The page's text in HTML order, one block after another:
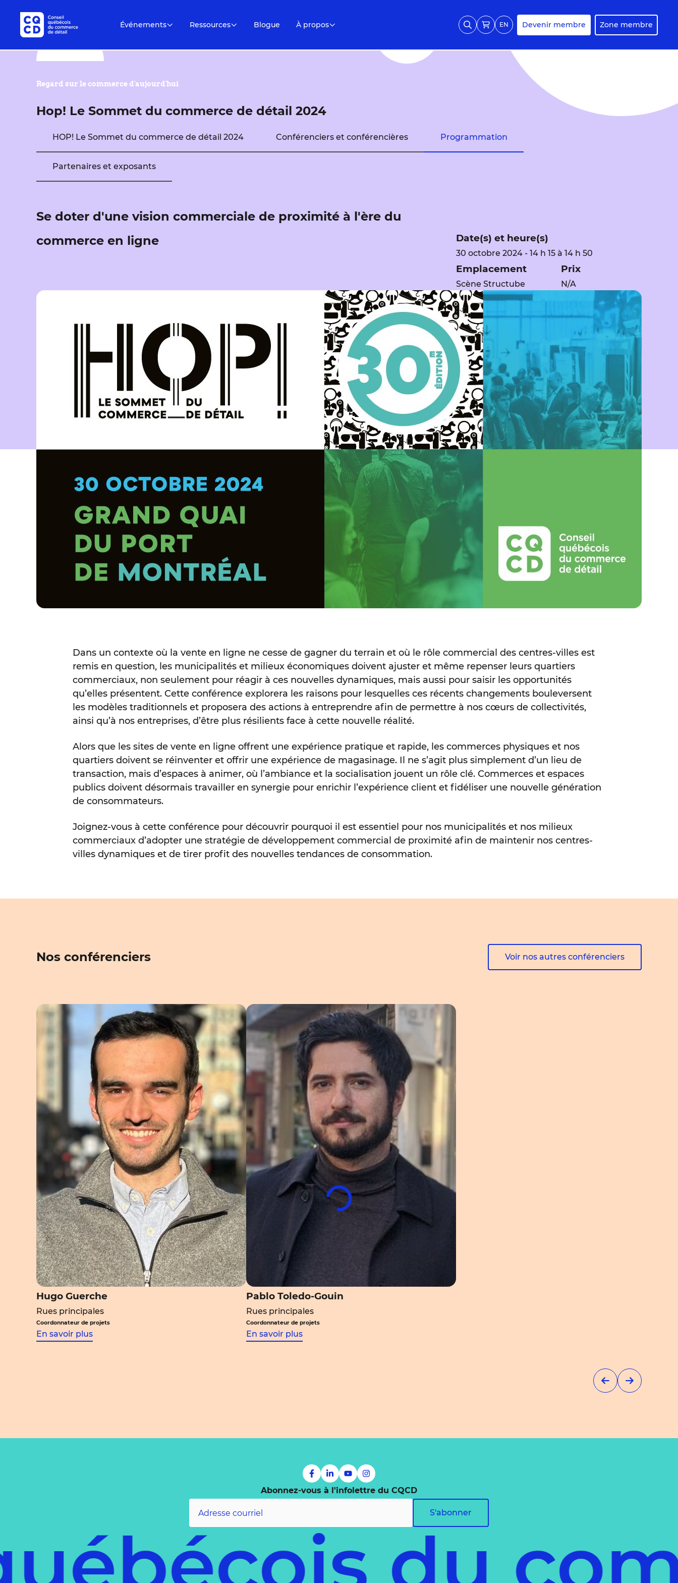
Événements Ressources Blogue À propos EN Devenir membre Zone membre
Regard sur le commerce d'aujourd'hui
Hop! Le Sommet du commerce de détail 2024
HOP! Le Sommet du commerce de détail 2024 Conférenciers et conférencières Programmation
Partenaires et exposants
Se doter d'une vision commerciale de proximité à l'ère du
commerce en ligne
Date(s) et heure(s)
30 octobre 2024 - 14 h 15 à 14 h 50
Emplacement
Scène Structube
Prix
N/A
Dans un contexte où la vente en ligne ne cesse de gagner du terrain et où le rôle commercial des centres-villes est
remis en question, les municipalités et milieux économiques doivent ajuster et même repenser leurs quartiers
commerciaux, non seulement pour réagir à ces nouvelles dynamiques, mais aussi pour saisir les opportunités
qu’elles présentent. Cette conférence explorera les raisons pour lesquelles ces récents changements bouleversent
les modèles traditionnels et proposera des actions à entreprendre afin de permettre à nos cœurs de collectivités,
ainsi qu’à nos entreprises, d’être plus résilients face à cette nouvelle réalité.
Alors que les sites de vente en ligne offrent une expérience pratique et rapide, les commerces physiques et nos
quartiers doivent se réinventer et offrir une expérience de magasinage. Il ne s’agit plus simplement d’un lieu de
transaction, mais d’espaces à animer, où l’ambiance et la socialisation jouent un rôle clé. Commerces et espaces
publics doivent désormais travailler en synergie pour enrichir l’expérience client et fidéliser une nouvelle génération
de consommateurs.
Joignez-vous à cette conférence pour découvrir pourquoi il est essentiel pour nos municipalités et nos milieux
commerciaux d’adopter une stratégie de développement commercial de proximité afin de maintenir nos centres-
villes dynamiques et de tirer profit des nouvelles tendances de consommation.
Nos conférenciers Voir nos autres conférenciers
Hugo Guerche
Rues principales
Coordonnateur de projets
En savoir plus
Pablo Toledo-Gouin
Rues principales
Coordonnateur de projets
En savoir plus
Abonnez-vous à l'infolettre du CQCD
S'abonner